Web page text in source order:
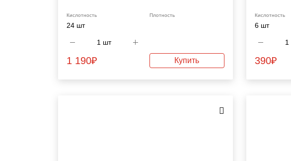
Кислотность Плотность
24 шт
1 190₽ Купить
Кислотность
6 шт
390₽